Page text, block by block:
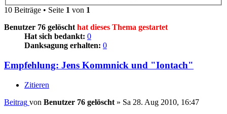
10 Beiträge • Seite 1 von 1
Benutzer 76 gelöscht hat dieses Thema gestartet
Hat sich bedankt: 0
Danksagung erhalten: 0
Empfehlung: Jens Kommnick und "Iontach"
Zitieren
Beitrag von Benutzer 76 gelöscht » Sa 28. Aug 2010, 16:47